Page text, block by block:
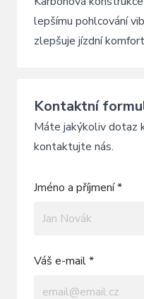
lepšímu pohlcování
zlepšuje jízdní
Kontaktní
Máte jakýkoliv dotaz
kontaktujte nás.
Jméno a příjmení *
Váš e-mail *